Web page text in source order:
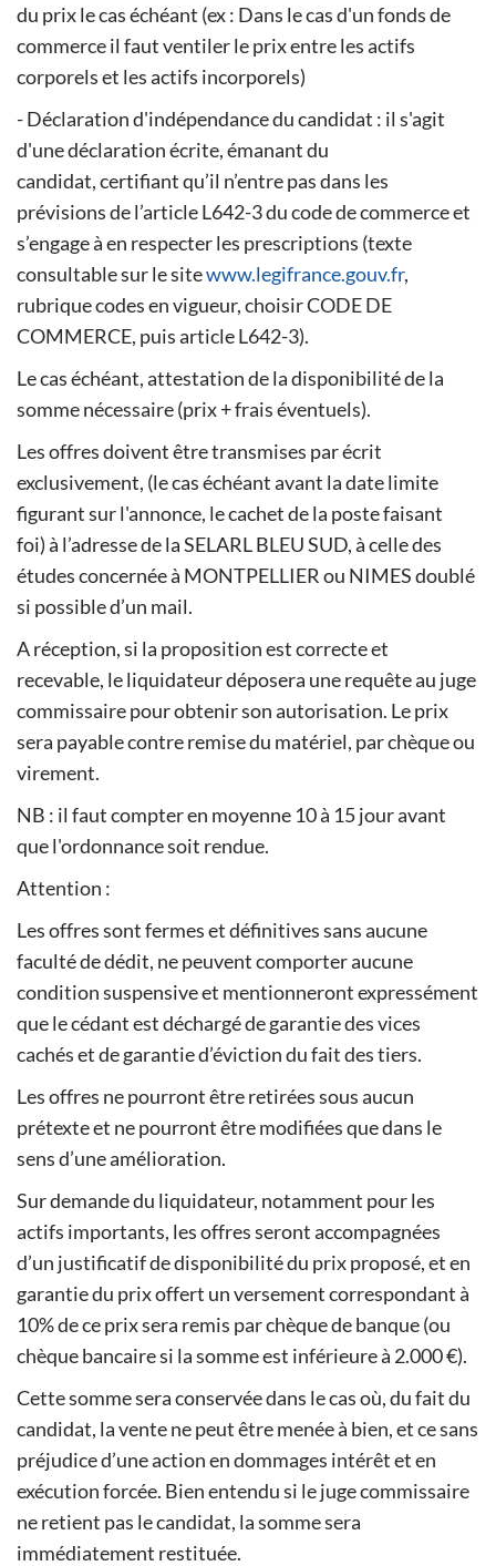
du prix le cas échéant (ex : Dans le cas d'un fonds de
commerce il faut ventiler le prix entre les actifs
corporels et les actifs incorporels)
- Déclaration d'indépendance du candidat : il s'agit
d'une déclaration écrite, émanant du
candidat, certifiant qu’il n’entre pas dans les
prévisions de l’article L642-3 du code de commerce et
s’engage à en respecter les prescriptions (texte
consultable sur le sitewww.legifrance.gouv.fr,
rubrique codes en vigueur, choisir CODE DE
COMMERCE, puis article L642-3).
Le cas échéant, attestation de la disponibilité de la
somme nécessaire (prix + frais éventuels).
Les offres doivent être transmises par écrit
exclusivement, (le cas échéant avant la date limite
figurant sur l'annonce, le cachet de la poste faisant
foi) à l’adresse de la SELARL BLEU SUD, à celle des
études concernée à MONTPELLIER ou NIMES doublé
si possible d’un mail.
A réception, si la proposition est correcte et
recevable, le liquidateur déposera une requête au juge
commissaire pour obtenir son autorisation. Le prix
sera payable contre remise du matériel, par chèque ou
virement.
NB : il faut compter en moyenne 10 à 15 jour avant
que l'ordonnance soit rendue.
Attention :
Les offres sont fermes et définitives sans aucune
faculté de dédit, ne peuvent comporter aucune
condition suspensive et mentionneront expressément
que le cédant est déchargé de garantie des vices
cachés et de garantie d’éviction du fait des tiers.
Les offres ne pourront être retirées sous aucun
prétexte et ne pourront être modifiées que dans le
sens d’une amélioration.
Sur demande du liquidateur, notamment pour les
actifs importants, les offres seront accompagnées
d’un justificatif de disponibilité du prix proposé, et en
garantie du prix offert un versement correspondant à
10% de ce prix sera remis par chèque de banque (ou
chèque bancaire si la somme est inférieure à 2.000 €).
Cette somme sera conservée dans le cas où, du fait du
candidat, la vente ne peut être menée à bien, et ce sans
préjudice d’une action en dommages intérêt et en
exécution forcée. Bien entendu si le juge commissaire
ne retient pas le candidat, la somme sera
immédiatement restituée.